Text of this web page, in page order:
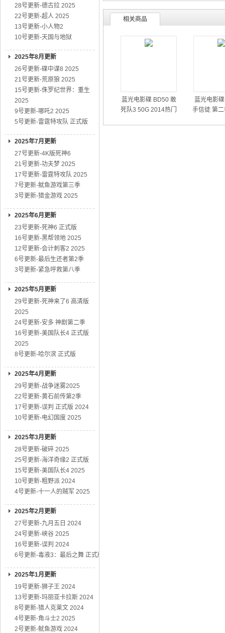
28号更新-德古拉 2025
22号更新-超人 2025
13号更新-小人物2
10号更新-天国与地狱
2025年8月更新
26号更新-碟中谍8 2025
21号更新-荒原狼 2025
15号更新-侏罗纪世界：重生
2025
9号更新-哪吒2 2025
5号更新-雷霆特攻队 正式版
2025年7月更新
27号更新-4K版死神6
21号更新-功夫梦 2025
17号更新-雷霆特攻队 2025
7号更新-鱿鱼游戏第三季
3号更新-猎金游戏 2025
2025年6月更新
23号更新-死神6 正式版
16号更新-黑帮领地 2025
12号更新-会计刺客2 2025
6号更新-最后生还者第2季
3号更新-紧急呼救第八季
2025年5月更新
29号更新-死神来了6 高清版
2025
24号更新-安多 神剧第二季
16号更新-美国队长4 正式版
2025
8号更新-哈尔滨 正式版
2025年4月更新
29号更新-战争迷雾2025
22号更新-黄石前传第2季
17号更新-误判 正式版 2024
10号更新-电幻国度 2025
2025年3月更新
28号更新-破碎 2025
25号更新-海洋奇缘2 正式版
15号更新-美国队长4 2025
10号更新-粗野派 2024
4号更新-十一人的贼军 2025
2025年2月更新
27号更新-九月五日 2024
24号更新-峡谷 2025
16号更新-误判 2024
6号更新-毒液3：最后之舞 正式版
2025年1月更新
19号更新-狮子王 2024
13号更新-玛丽亚卡拉斯 2024
8号更新-猎人克莱文 2024
4号更新-角斗士2 2025
2号更新-鱿鱼游戏 2024
相关商品
蓝光电影碟 BD50 敢
死队3 50G 2014热门
蓝光电影
手信徒 第